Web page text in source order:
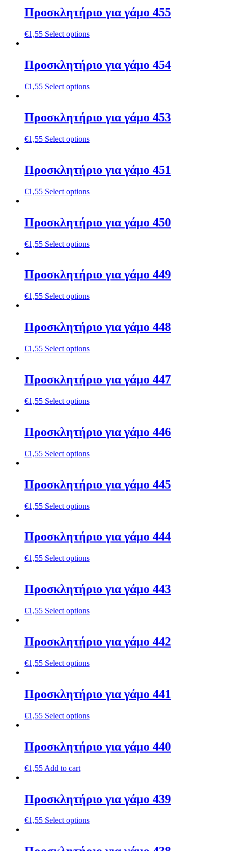
Προσκλητήριο για γάμο 455
€1,55 Select options
Προσκλητήριο για γάμο 454
€1,55 Select options
Προσκλητήριο για γάμο 453
€1,55 Select options
Προσκλητήριο για γάμο 451
€1,55 Select options
Προσκλητήριο για γάμο 450
€1,55 Select options
Προσκλητήριο για γάμο 449
€1,55 Select options
Προσκλητήριο για γάμο 448
€1,55 Select options
Προσκλητήριο για γάμο 447
€1,55 Select options
Προσκλητήριο για γάμο 446
€1,55 Select options
Προσκλητήριο για γάμο 445
€1,55 Select options
Προσκλητήριο για γάμο 444
€1,55 Select options
Προσκλητήριο για γάμο 443
€1,55 Select options
Προσκλητήριο για γάμο 442
€1,55 Select options
Προσκλητήριο για γάμο 441
€1,55 Select options
Προσκλητήριο για γάμο 440
€1,55 Add to cart
Προσκλητήριο για γάμο 439
€1,55 Select options